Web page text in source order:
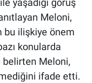
yaşadığı görüş
Meloni,
bu ilişkiye önem
konularda
belirten Meloni,
ifade etti.